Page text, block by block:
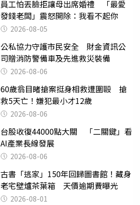
員工怕丟臉拒讓母出席婚禮 「最愛
發錢老闆」震怒開除：我看不起你
2026-08-05
公私協力守護市民安全 財金資訊公
司贈消防警備車及先進救災裝備
2026-08-06
60歲翁目睹搶案挺身相救遭圍毆 搶
救5天亡！嫌犯最小才12歲
2026-08-06
台股收復44000點大關 「二關鍵」看
AI產業長線發展
2026-08-06
古書「逃家」150年回歸圖書館！藏身
老宅壁爐茶葉箱 天價逾期費曝光
2026-08-01